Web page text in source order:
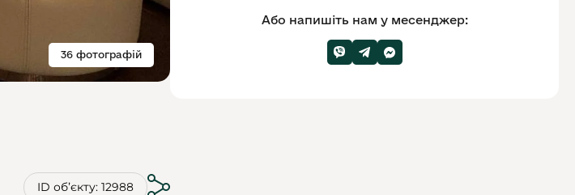
36 фотографій
ID обʼєкту: 12988
Або напишіть нам у месенджер: